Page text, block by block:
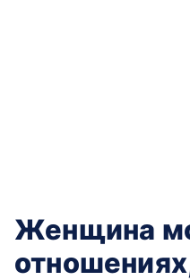
Женщина